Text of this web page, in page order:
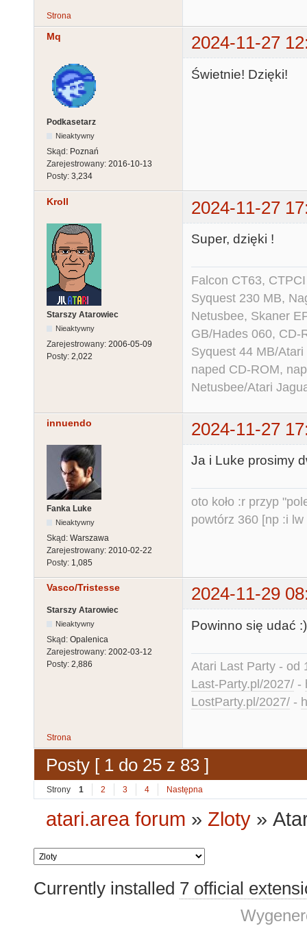
Strona
Mq 2024-11-27
Podkasetarz
Nieaktywny
Skąd: Poznań
Zarejestrowany: 2016-10-13
Posty: 3,234
Świetnie! Dzięki!
Kroll 2024-11-27
Starszy Atarowiec
Nieaktywny
Zarejestrowany: 2006-05-09
Posty: 2,022
Super, dzięki !
Falcon CT63,
Syquest 230 MB,
Netusbee, Skaner
GB/Hades 060, CD-
Syquest 44 MB/
naped CD-ROM,
Netusbee/Atari
innuendo 2024-11-27
Fanka Luke
Nieaktywny
Skąd: Warszawa
Zarejestrowany: 2010-02-22
Posty: 1,085
Ja i Luke prosimy
oto koło :r przyp
powtórz 360 [np :i lw
Vasco/Tristesse 2024-11-29
Starszy Atarowiec
Nieaktywny
Skąd: Opalenica
Zarejestrowany: 2002-03-12
Posty: 2,886
Powinno się udać :)
Atari Last Party - od
Last-Party.pl/2027/ -
LostParty.pl/2027/ -
Strona
Posty [ 1 do 25 z 83 ]
Strony 1 2 3 4 Następna
atari.area forum » Zloty »
Currently installed 7 official